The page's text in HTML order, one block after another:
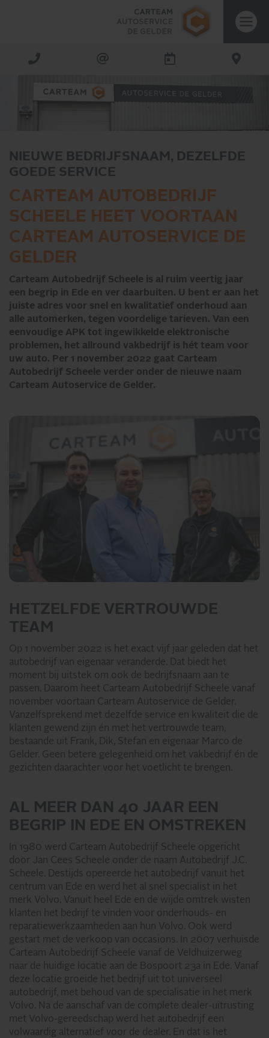
NIEUWE BEDRIJFSNAAM, DEZELFDE
GOEDE SERVICE
CARTEAM AUTOBEDRIJF
SCHEELE HEET VOORTAAN
CARTEAM AUTOSERVICE DE
GELDER
Carteam Autobedrijf Scheele is al ruim veertig jaar
een begrip in Ede en ver daarbuiten. U bent er aan het
juiste adres voor snel en kwalitatief onderhoud aan
alle automerken, tegen voordelige tarieven. Van een
eenvoudige APK tot ingewikkelde elektronische
problemen, het allround vakbedrijf is hét team voor
uw auto. Per 1 november 2022 gaat Carteam
Autobedrijf Scheele verder onder de nieuwe naam
Carteam Autoservice de Gelder.
HETZELFDE VERTROUWDE
TEAM
Op 1 november 2022 is het exact vijf jaar geleden dat het
autobedrijf van eigenaar veranderde. Dat biedt het
moment bij uitstek om ook de bedrijfsnaam aan te
passen. Daarom heet Carteam Autobedrijf Scheele vanaf
november voortaan Carteam Autoservice de Gelder.
Vanzelfsprekend met dezelfde service en kwaliteit die de
klanten gewend zijn én met het vertrouwde team,
bestaande uit Frank, Dik, Stefan en eigenaar Marco de
Gelder. Geen betere gelegenheid om het vakbedrijf én de
gezichten daarachter voor het voetlicht te brengen.
AL MEER DAN 40 JAAR EEN
BEGRIP IN EDE EN OMSTREKEN
In 1980 werd Carteam Autobedrijf Scheele opgericht
door Jan Cees Scheele onder de naam Autobedrijf J.C.
Scheele. Destijds opereerde het autobedrijf vanuit het
centrum van Ede en werd het al snel specialist in het
merk Volvo. Vanuit heel Ede en de wijde omtrek wisten
klanten het bedrijf te vinden voor onderhouds- en
reparatiewerkzaamheden aan hun Volvo. Ook werd
gestart met de verkoop van occasions. In 2007 verhuisde
Carteam Autobedrijf Scheele vanaf de Veldhuizerweg
naar de huidige locatie aan de Bospoort 23a in Ede. Vanaf
deze locatie groeide het bedrijf uit tot universeel
autobedrijf, met behoud van de specialisatie in het merk
Volvo. Na de aanschaf van de complete dealer-uitrusting
met Volvo-gereedschap werd het autobedrijf een
volwaardig alternatief voor de dealer. En dat is het